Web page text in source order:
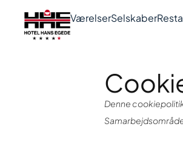
VærelserSelskaber
Denne